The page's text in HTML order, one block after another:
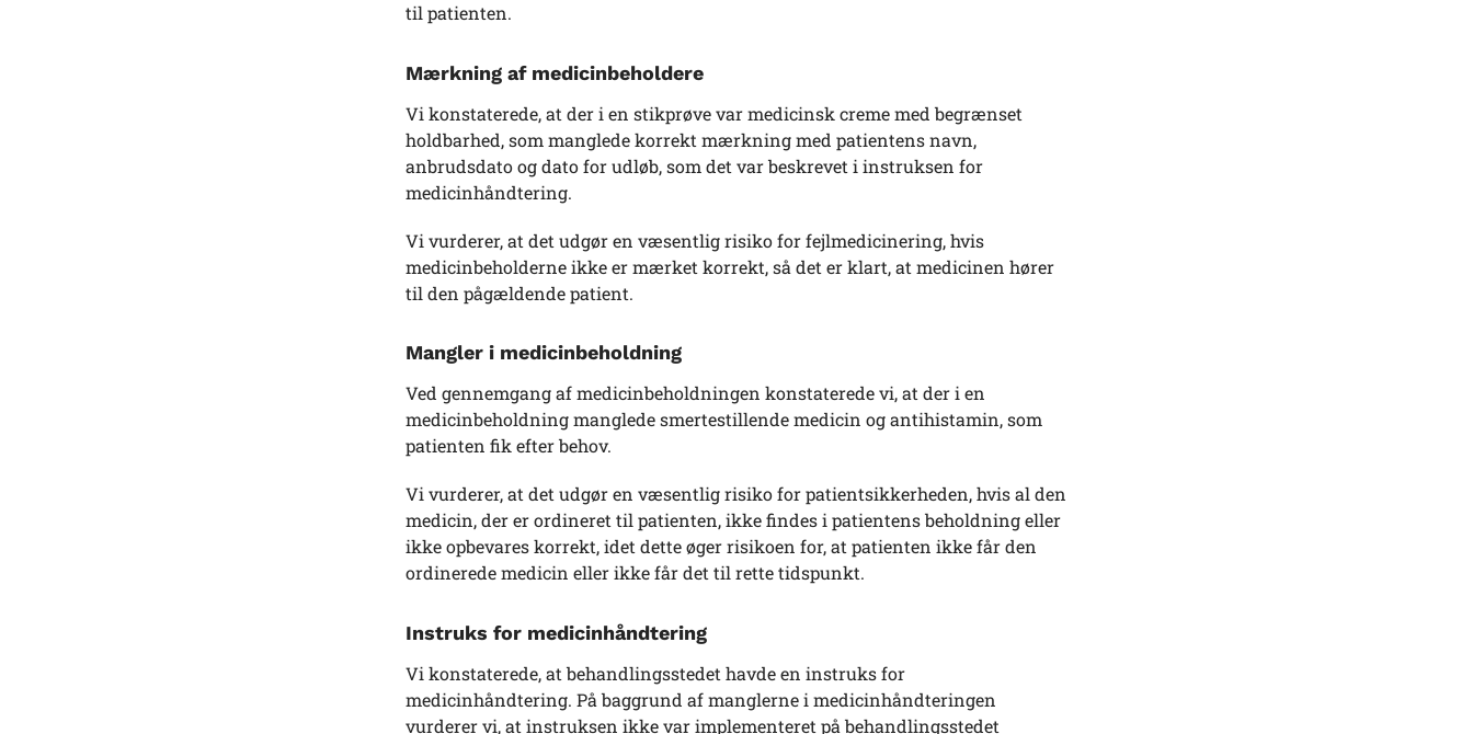
til patienten.
Mærkning af medicinbeholdere
Vi konstaterede, at der i en stikprøve var medicinsk creme med begrænset
holdbarhed, som manglede korrekt mærkning med patientens navn,
anbrudsdato og dato for udløb, som det var beskrevet i instruksen for
medicinhåndtering.
Vi vurderer, at det udgør en væsentlig risiko for fejlmedicinering, hvis
medicinbeholderne ikke er mærket korrekt, så det er klart, at medicinen hører
til den pågældende patient.
Mangler i medicinbeholdning
Ved gennemgang af medicinbeholdningen konstaterede vi, at der i en
medicinbeholdning manglede smertestillende medicin og antihistamin, som
patienten fik efter behov.
Vi vurderer, at det udgør en væsentlig risiko for patientsikkerheden, hvis al den
medicin, der er ordineret til patienten, ikke findes i patientens beholdning eller
ikke opbevares korrekt, idet dette øger risikoen for, at patienten ikke får den
ordinerede medicin eller ikke får det til rette tidspunkt.
Instruks for medicinhåndtering
Vi konstaterede, at behandlingsstedet havde en instruks for
medicinhåndtering. På baggrund af manglerne i medicinhåndteringen
vurderer vi, at instruksen ikke var implementeret på behandlingsstedet